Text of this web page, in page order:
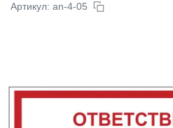
Артикул: an-4-05